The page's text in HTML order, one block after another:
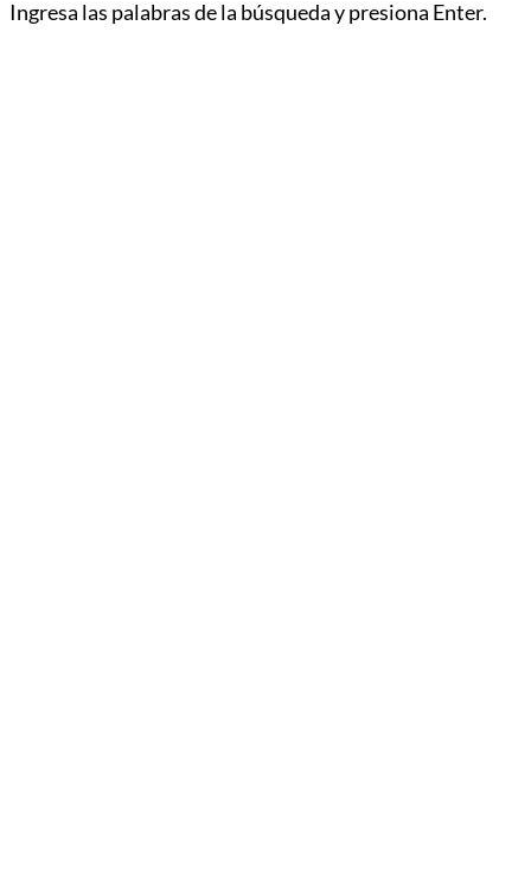
Ingresa las palabras de la búsqueda y presiona Enter.